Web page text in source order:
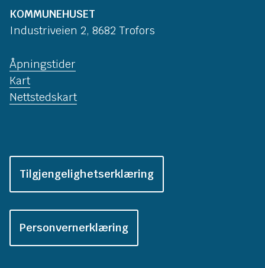
KOMMUNEHUSET
Industriveien 2, 8682 Trofors
Åpningstider
Kart
Nettstedskart
Tilgjengelighetserklæring
Personvernerklæring